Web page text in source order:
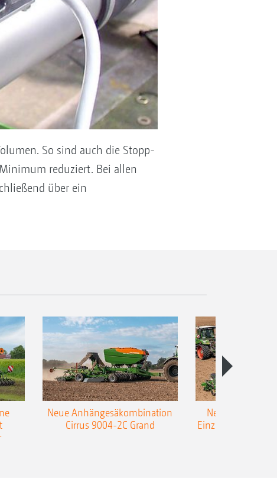
So sind auch die Stopp-
reduziert. Bei allen
über ein
Neue Anhängesäkombination
Cirrus 9004-2C Grand
Neue
Einzelkorn-